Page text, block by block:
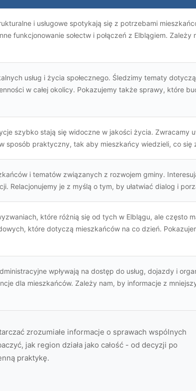
i usługowe spotykają się z potrzebami
funkcjonowanie sołectw i połączeń z Elblągiem. Zależy
usług i życia społecznego. Śledzimy tematy
w całej okolicy. Pokazujemy także sprawy, które
szybko stają się widoczne w jakości życia. Zwracamy
sposób praktyczny, tak aby mieszkańcy wiedzieli, co się
i tematów związanych z rozwojem gminy.
Relacjonujemy je z myślą o tym, by ułatwiać dialog i
które różnią się od tych w Elblągu, ale często
które dotyczą mieszkańców na co dzień.
wpływają na dostęp do usług, dojazdy i
dla mieszkańców. Zależy nam, by informacje z
zrozumiałe informacje o sprawach wspólnych
jak region działa jako całość - od decyzji po
praktykę.